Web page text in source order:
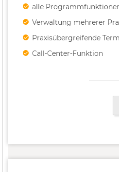
alle
Verwaltung mehrerer
Praxisübergreifende
Call-Center-Funktion